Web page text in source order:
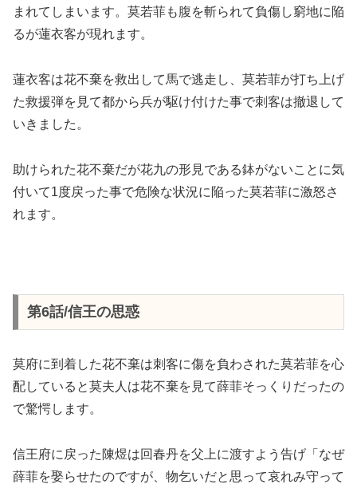
まれてしまいます。莫若菲も腹を斬られて負傷し窮地に陥
るが蓮衣客が現れます。
蓮衣客は花不棄を救出して馬で逃走し、莫若菲が打ち上げ
た救援弾を見て都から兵が駆け付けた事で刺客は撤退して
いきました。
助けられた花不棄だが花九の形見である鉢がないことに気
付いて1度戻った事で危険な状況に陥った莫若菲に激怒さ
れます。
第6話/信王の思惑
莫府に到着した花不棄は刺客に傷を負わされた莫若菲を心
配していると莫夫人は花不棄を見て薛菲そっくりだったの
で驚愕します。
信王府に戻った陳煜は回春丹を父上に渡すよう告げ「なぜ
薛菲を娶らせたのですが、物乞いだと思って哀れみ守って